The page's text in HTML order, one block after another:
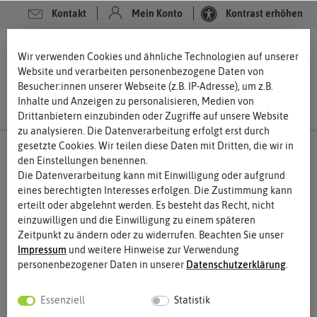
Kontakt Mein Konto Kontrast erhöhen
Wir verwenden Cookies und ähnliche Technologien auf unserer
Website und verarbeiten personenbezogene Daten von
Besucher:innen unserer Webseite (z.B. IP-Adresse), um z.B.
Inhalte und Anzeigen zu personalisieren, Medien von
Drittanbietern einzubinden oder Zugriffe auf unsere Website
zu analysieren. Die Datenverarbeitung erfolgt erst durch
gesetzte Cookies. Wir teilen diese Daten mit Dritten, die wir in
den Einstellungen benennen.
Die Datenverarbeitung kann mit Einwilligung oder aufgrund
eines berechtigten Interesses erfolgen. Die Zustimmung kann
erteilt oder abgelehnt werden. Es besteht das Recht, nicht
einzuwilligen und die Einwilligung zu einem späteren
Zeitpunkt zu ändern oder zu widerrufen. Beachten Sie unser
Impressum und weitere Hinweise zur Verwendung
personenbezogener Daten in unserer Daten­schutz­erklärung.
Essenziell Statistik